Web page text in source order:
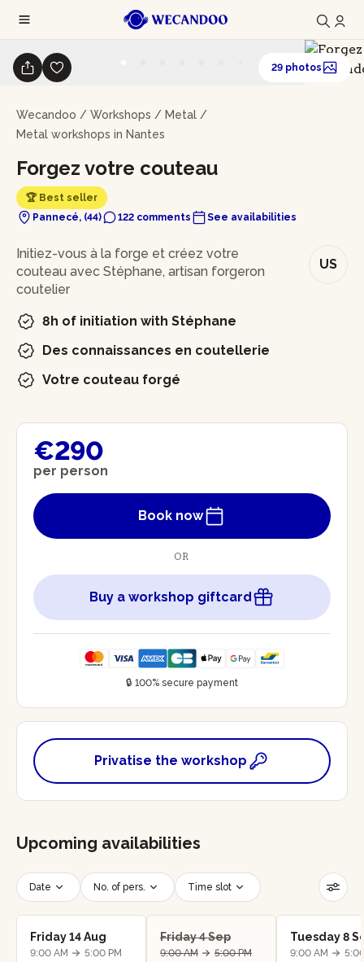
Wecandoo / Workshops / Metal /
Metal workshops in Nantes
Forgez votre couteau
🏆 Best seller
Pannecé, (44)
122 comments See availabilities
29 photos
In brief
US
Initiez-vous à la forge et créez votre
couteau avec Stéphane, artisan forgeron
coutelier
8h of initiation with Stéphane
Des connaissances en coutellerie
Votre couteau forgé
€290
per person
Book now
OR
Buy a workshop giftcard
🔒 100% secure payment
Privatise the workshop
Upcoming availabilities
Date No. of pers. Time slot
Reset filters
Friday 14 Aug
9:00 AM
5:00 PM
Friday 4 Sep
9:00 AM
5:00 PM
Tuesday 8
9:00 AM